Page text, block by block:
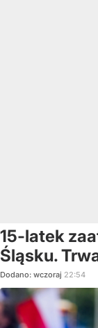
15-latek
Śląsku.
Dodano: wczoraj 22:54